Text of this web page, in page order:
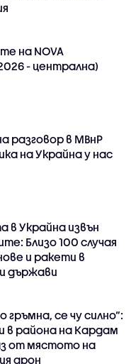
на NOVA
- централна)
разговор в МВнР
на Украйна у нас
в Украйна извън
Близо 100 случая
и ракети в
държави
гръмна, се чу силно“:
в района на Кардам
от мястото на
дрон